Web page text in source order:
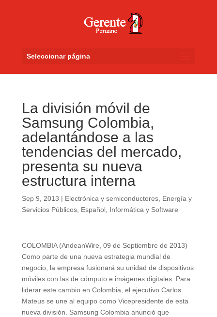
Seleccionar página
La división móvil de
Samsung Colombia,
adelantándose a las
tendencias del mercado,
presenta su nueva
estructura interna
Sep 9, 2013 | Electrónica y semiconductores, Energía y
Servicios Públicos, Español, Informática y Software
COLOMBIA (AndeanWire, 09 de Septiembre de 2013)
Como parte de una nueva estrategia mundial de
negocio, la empresa fusionará su unidad de dispositivos
móviles con las de cómputo e imágenes digitales. Para
liderar este cambio en Colombia, el ejecutivo Carlos
Mateus se une al equipo como Vicepresidente de esta
nueva división. Samsung Colombia anunció que